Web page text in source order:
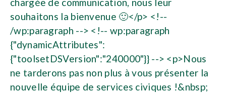
souhaitons la bienvenue 🙂</p> <!--
/wp:paragraph --> <!-- wp:paragraph
{"dynamicAttributes":
{"toolsetDSVersion":"240000"}} --> <p>Nous
ne tarderons pas non plus à vous présenter la
nouvelle équipe de services civiques !&nbsp;